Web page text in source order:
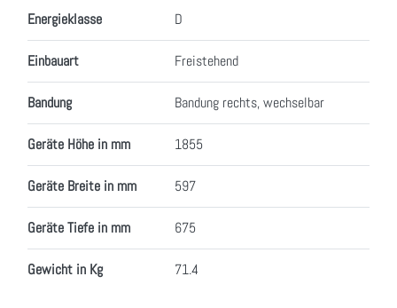
Energieklasse D
Einbauart Freistehend
Bandung Bandung rechts, wechselbar
Geräte Höhe in mm 1855
Geräte Breite in mm 597
Geräte Tiefe in mm 675
Gewicht in Kg 71.4